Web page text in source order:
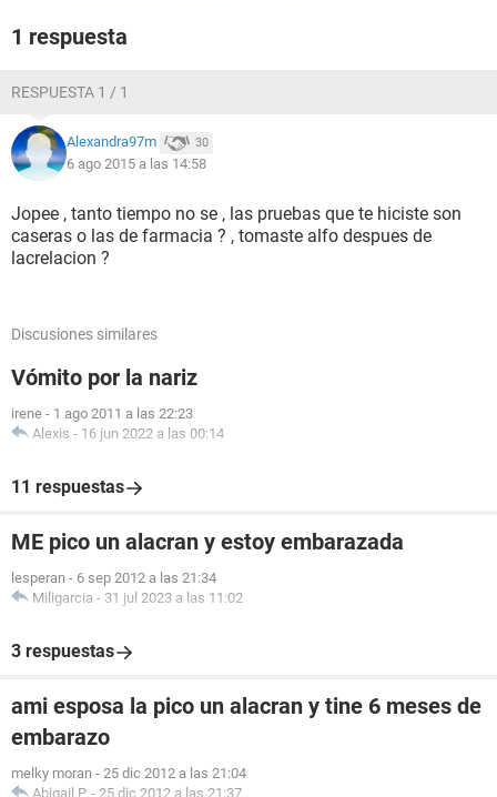
1 respuesta
RESPUESTA 1 / 1
Alexandra97m 30
6 ago 2015 a las 14:58
Jopee , tanto tiempo no se , las pruebas que te hiciste son
caseras o las de farmacia ? , tomaste alfo despues de
lacrelacion ?
Discusiones similares
Vómito por la nariz
irene - 1 ago 2011 a las 22:23
Alexis - 16 jun 2022 a las 00:14
11 respuestas
ME pico un alacran y estoy embarazada
lesperan - 6 sep 2012 a las 21:34
Miligarcia - 31 jul 2023 a las 11:02
3 respuestas
ami esposa la pico un alacran y tine 6 meses de
embarazo
melky moran - 25 dic 2012 a las 21:04
Abigail P. - 25 dic 2012 a las 21:37